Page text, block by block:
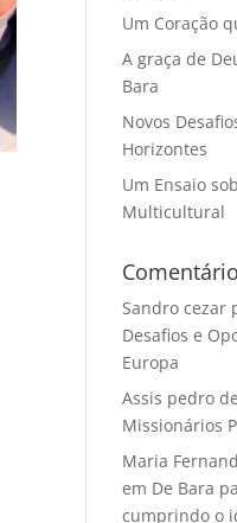
Um Coração
A graça de
Bara
Novos
Horizontes
Um Ensaio
Multicultural
Sandro cezar
Desafios e
Europa
Assis pedro
Missionários
Maria
em De Bara
cumprindo o